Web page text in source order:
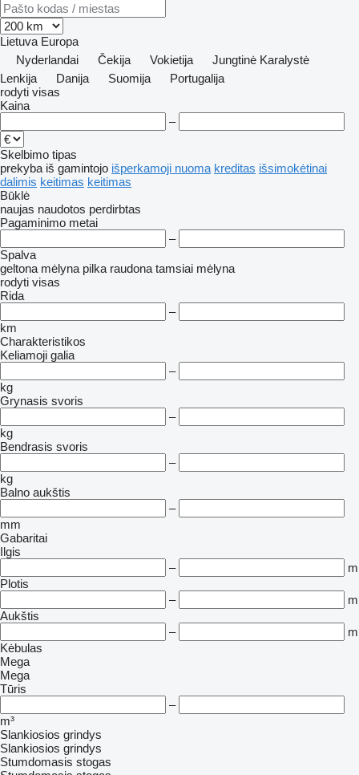
Lietuva Europa
Nyderlandai
Čekija Vokietija
Jungtinė Karalystė
Lenkija
Danija Suomija
Portugalija
rodyti visas
Kaina
–
Skelbimo tipas
prekyba iš gamintojo išperkamoji nuoma kreditas išsimokėtinai
dalimis keitimas keitimas
Būklė
naujas naudotos perdirbtas
Pagaminimo metai
–
Spalva
geltona mėlyna pilka raudona tamsiai mėlyna
rodyti visas
Rida
–
km
Charakteristikos
Keliamoji galia
–
kg
Grynasis svoris
–
kg
Bendrasis svoris
–
kg
Balno aukštis
–
mm
Gabaritai
Ilgis
–
m
Plotis
–
m
Aukštis
–
m
Kėbulas
Mega
Mega
Tūris
–
m³
Slankiosios grindys
Slankiosios grindys
Stumdomasis stogas